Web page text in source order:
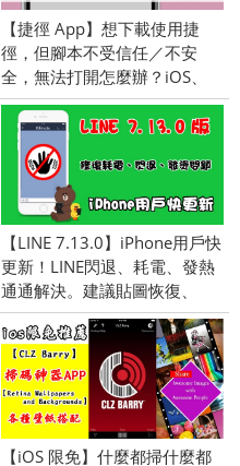
【捷徑 App】想下載使用捷
徑，但腳本不受信任／不安
全，無法打開怎麼辦？iOS、
iPhone、iPad
【LINE 7.13.0】iPhone用戶快
更新！LINE閃退、耗電、發熱
通通解決。建議貼圖恢復、
iPhone／iOS限定
【iOS 限免】什麼都掃什麼都